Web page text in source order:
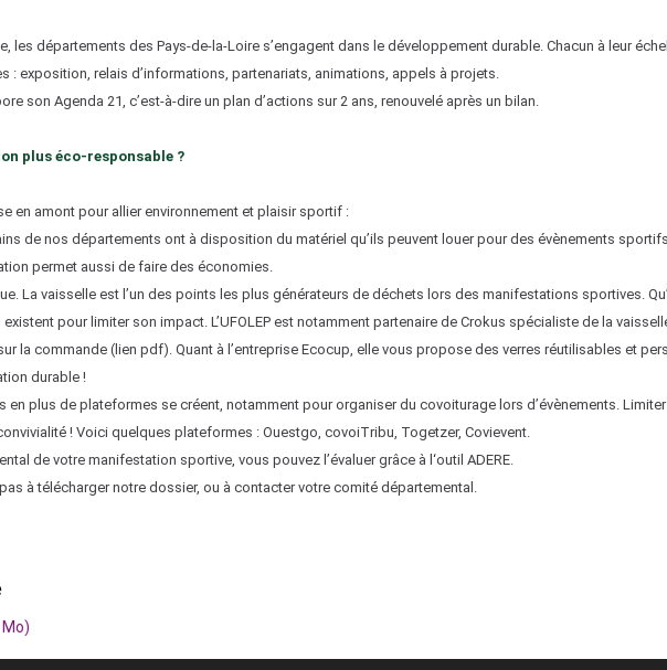
les départements des Pays-de-la-Loire s’engagent dans le développement durable. Chacun à leur
: exposition, relais d’informations, partenariats, animations, appels à projets.
son Agenda 21, c’est-à-dire un plan d’actions sur 2 ans, renouvelé après un bilan.
plus éco-responsable ?
en amont pour allier environnement et plaisir sportif :
de nos départements ont à disposition du matériel qu’ils peuvent louer pour des évènements
permet aussi de faire des économies.
La vaisselle est l’un des points les plus générateurs de déchets lors des manifestations sportives.
pour limiter son impact. L’UFOLEP est notamment partenaire de Crokus spécialiste de la
la commande (lien pdf). Quant à l’entreprise Ecocup, elle vous propose des verres réutilisables et
durable !
en plus de plateformes se créent, notamment pour organiser du covoiturage lors d’évènements.
! Voici quelques plateformes : Ouestgo, covoiTribu, Togetzer, Covievent.
de votre manifestation sportive, vous pouvez l’évaluer grâce à l‘outil ADERE.
à télécharger notre dossier, ou à contacter votre comité départemental.